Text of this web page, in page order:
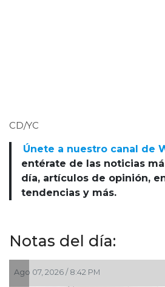
CD/YC
Únete a nuestro canal de
entérate de las noticias
día, artículos de opinión,
tendencias y más.
Notas del día:
Ago 07, 2026 / 6:20 PM